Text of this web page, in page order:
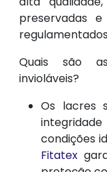
preservadas
Quais são
invioláveis?
Os lacres
condições
Fitatex